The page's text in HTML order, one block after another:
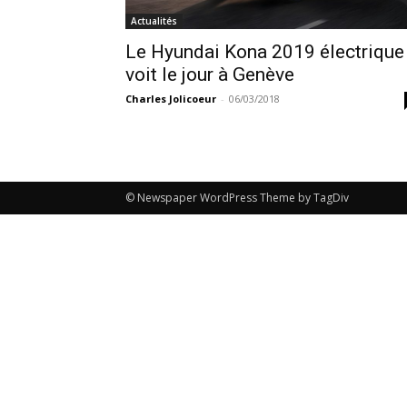
Actualités
Le Hyundai Kona 2019 électrique
voit le jour à Genève
Charles Jolicoeur - 06/03/2018
© Newspaper WordPress Theme by TagDiv